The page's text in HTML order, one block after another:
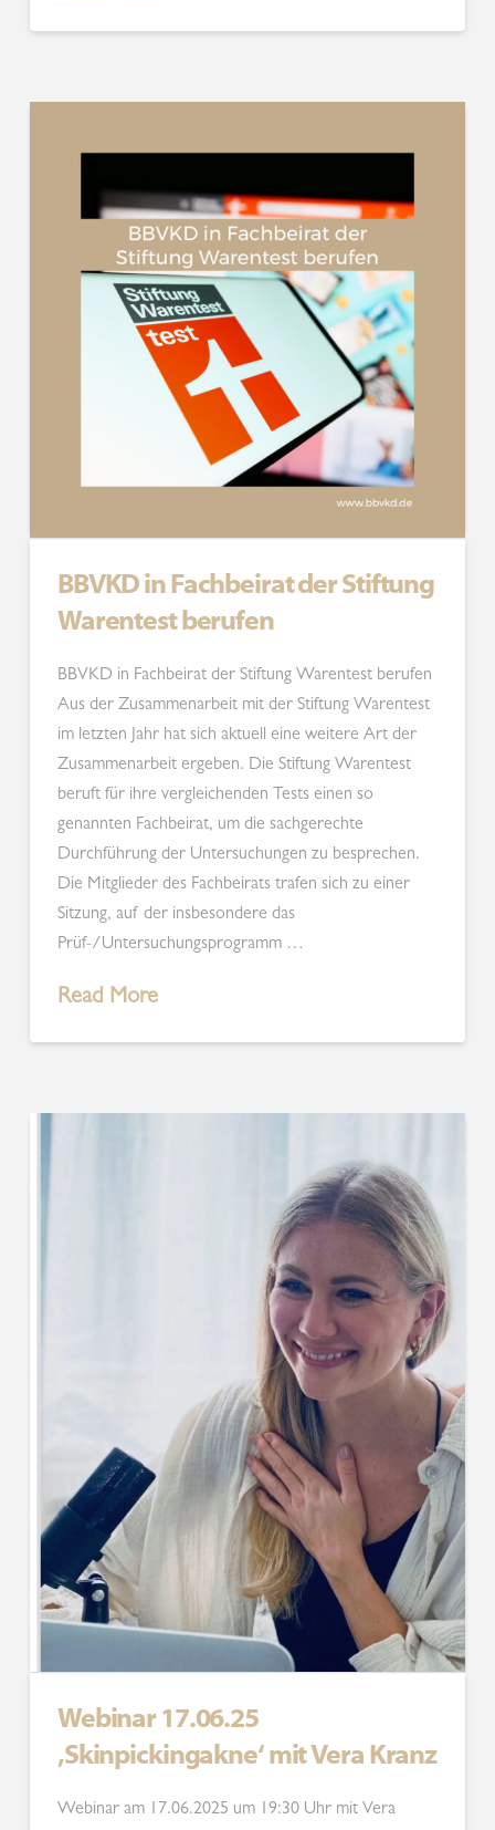
BBVKD in Fachbeirat der Stiftung
Warentest berufen
BBVKD in Fachbeirat der Stiftung Warentest berufen
Aus der Zusammenarbeit mit der Stiftung Warentest
im letzten Jahr hat sich aktuell eine weitere Art der
Zusammenarbeit ergeben. Die Stiftung Warentest
beruft für ihre vergleichenden Tests einen so
genannten Fachbeirat, um die sachgerechte
Durchführung der Untersuchungen zu besprechen.
Die Mitglieder des Fachbeirats trafen sich zu einer
Sitzung, auf der insbesondere das
Prüf-/Untersuchungsprogramm …
Read More
Webinar 17.06.25
‚Skinpickingakne‘ mit Vera Kranz
Webinar am 17.06.2025 um 19:30 Uhr mit Vera